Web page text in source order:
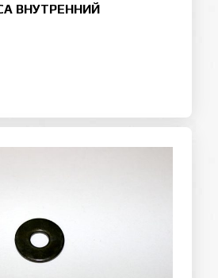
ВНУТРЕННИЙ